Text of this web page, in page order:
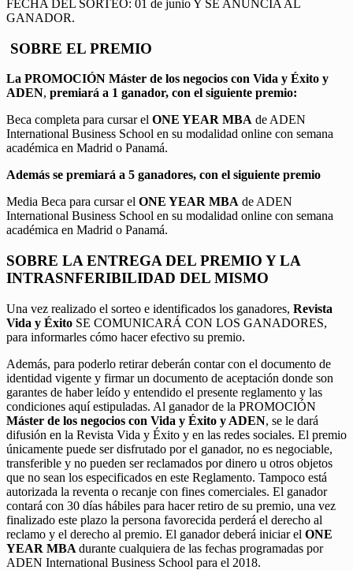
FECHA DEL SORTEO: 01 de junio Y SE ANUNCIA AL
GANADOR.
SOBRE EL PREMIO
La PROMOCIÓN Máster de los negocios con Vida y Éxito y
ADEN, premiará a 1 ganador, con el siguiente premio:
Beca completa para cursar el ONE YEAR MBA de ADEN
International Business School en su modalidad online con semana
académica en Madrid o Panamá.
Además se premiará a 5 ganadores, con el siguiente premio
Media Beca para cursar el ONE YEAR MBA de ADEN
International Business School en su modalidad online con semana
académica en Madrid o Panamá.
SOBRE LA ENTREGA DEL PREMIO Y LA
INTRASNFERIBILIDAD DEL MISMO
Una vez realizado el sorteo e identificados los ganadores, Revista
Vida y Éxito SE COMUNICARÁ CON LOS GANADORES,
para informarles cómo hacer efectivo su premio.
Además, para poderlo retirar deberán contar con el documento de
identidad vigente y firmar un documento de aceptación donde son
garantes de haber leído y entendido el presente reglamento y las
condiciones aquí estipuladas. Al ganador de la PROMOCIÓN
Máster de los negocios con Vida y Éxito y ADEN, se le dará
difusión en la Revista Vida y Éxito y en las redes sociales. El premio
únicamente puede ser disfrutado por el ganador, no es negociable,
transferible y no pueden ser reclamados por dinero u otros objetos
que no sean los especificados en este Reglamento. Tampoco está
autorizada la reventa o recanje con fines comerciales. El ganador
contará con 30 días hábiles para hacer retiro de su premio, una vez
finalizado este plazo la persona favorecida perderá el derecho al
reclamo y el derecho al premio. El ganador deberá iniciar el ONE
YEAR MBA durante cualquiera de las fechas programadas por
ADEN International Business School para el 2018.